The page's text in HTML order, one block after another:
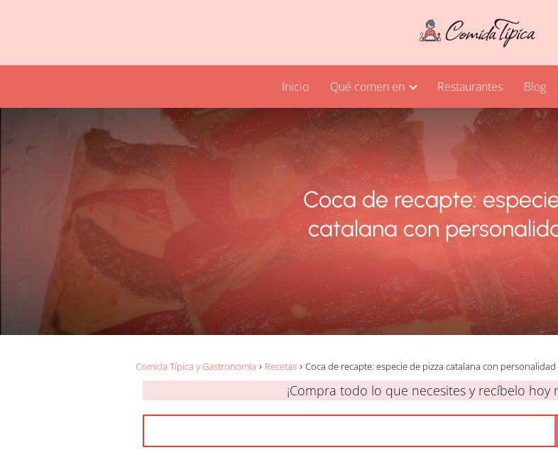
Inicio Qué comen en Restaurantes Blog
Coca de recapte:
catalana con
Comida Típica y Gastronomía Recetas Coca de recapte: especie de pizza catalana con
¡Compra todo lo que necesites y recíbelo hoy